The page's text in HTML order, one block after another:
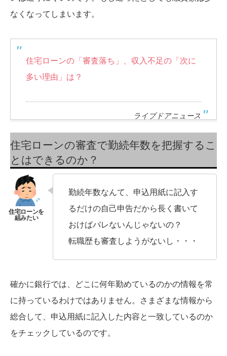
なくなってしまいます。
住宅ローンの「審査落ち」、収入不足の「次に
多い理由」は？
ライブドアニュース
住宅ローンの審査で勤続年数を把握するこ
とはできるのか？
勤続年数なんて、申込用紙に記入す
るだけの自己申告だから長く書いて
おけばバレないんじゃないの？
転職歴も審査しようがないし・・・
確かに銀行では、どこに何年勤めているのかの情報を常
に持っているわけではありません。さまざまな情報から
総合して、申込用紙に記入した内容と一致しているのか
をチェックしているのです。